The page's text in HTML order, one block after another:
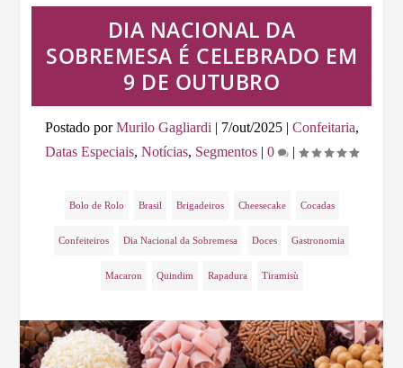
DIA NACIONAL DA
SOBREMESA É CELEBRADO EM
9 DE OUTUBRO
Postado porMurilo Gagliardi | 7/out/2025| Confeitaria,
Datas Especiais, Notícias, Segmentos | 0 |
Bolo de Rolo Brasil Brigadeiros Cheesecake Cocadas
Confeiteiros Dia Nacional da Sobremesa Doces Gastronomia
Macaron Quindim Rapadura Tiramisù